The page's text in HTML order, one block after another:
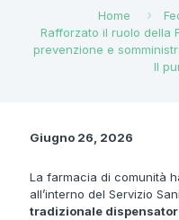
Home
Rafforzato il ruolo della
prevenzione e
Il
Giugno 26, 2026
La farmacia di comunità
all’interno del Servizio
tradizionale